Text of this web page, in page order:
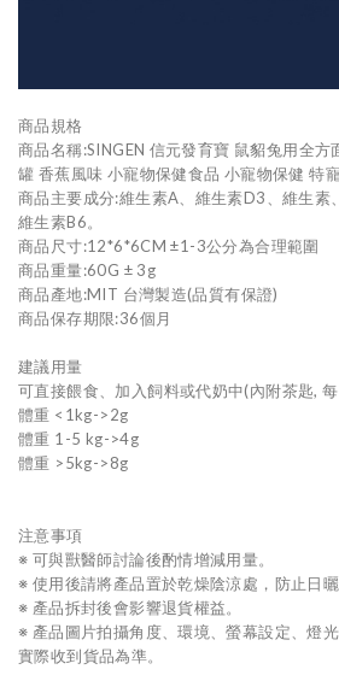
商品規格
商品名稱:SINGEN 信元發育寶 鼠貂兔用全
罐 香蕉風味 小寵物保健食品 小寵物保健 特
商品主要成分:維生素A、維生素D3、維生素
維生素B6。
商品尺寸:12*6*6CM ±1-3公分為合理範圍
商品重量:60G ± 3g
商品產地:MIT 台灣製造(品質有保證)
商品保存期限:36個月
建議用量
可直接餵食、加入飼料或代奶中(內附茶匙, 每
體重 <1kg->2g
體重 1-5 kg->4g
體重 >5kg->8g
注意事項
※ 可與獸醫師討論後酌情增減用量。
※ 使用後請將產品置於乾燥陰涼處，防止日曬
※ 產品拆封後會影響退貨權益。
※ 產品圖片拍攝角度、環境、螢幕設定、燈
實際收到貨品為準。